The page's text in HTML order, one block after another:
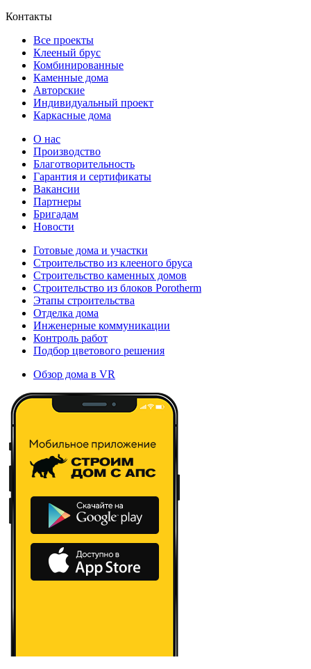
Контакты
Все проекты
Клееный брус
Комбинированные
Каменные дома
Авторские
Индивидуальный проект
Каркасные дома
О нас
Производство
Благотворительность
Гарантия и сертификаты
Вакансии
Партнеры
Бригадам
Новости
Готовые дома и участки
Строительство из клееного бруса
Строительство каменных домов
Строительство из блоков Porotherm
Этапы строительства
Отделка дома
Инженерные коммуникации
Контроль работ
Подбор цветового решения
Обзор дома в VR